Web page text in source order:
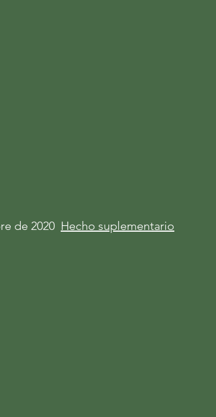
de 2020 Hecho suplementario